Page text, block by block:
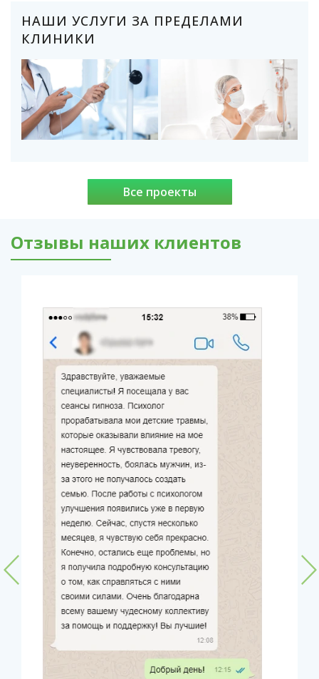
НАШИ УСЛУГИ ЗА ПРЕДЕЛАМИ
КЛИНИКИ
Все проекты
Отзывы наших клиентов